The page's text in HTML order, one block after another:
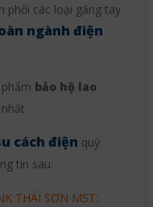
phối các loại găng tay
ngành điện
bảo hộ lao
cách điện quý
tin sau:
THÁI SƠN MST: